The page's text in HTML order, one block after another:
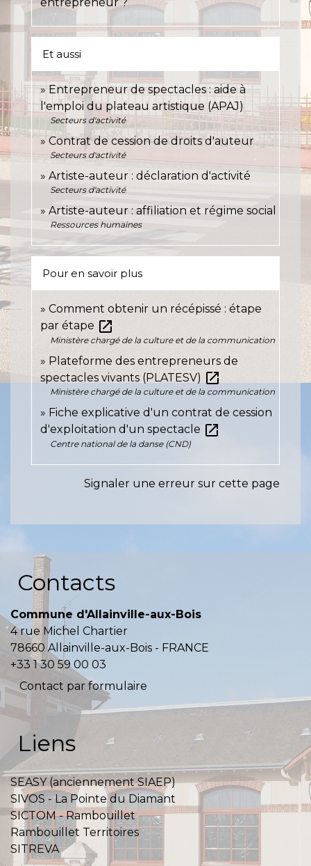
Et aussi
Entrepreneur de spectacles : aide à
l'emploi du plateau artistique (APAJ)
Secteurs d'activité
Contrat de cession de droits d'auteur
Secteurs d'activité
Artiste-auteur : déclaration d'activité
Secteurs d'activité
Artiste-auteur : affiliation et régime social
Ressources humaines
Pour en savoir plus
Comment obtenir un récépissé : étape
par étape open_in_new
Ministère chargé de la culture et de la communication
Plateforme des entrepreneurs de
spectacles vivants (PLATESV) open_in_new
Ministère chargé de la culture et de la communication
Fiche explicative d'un contrat de cession
d'exploitation d'un spectacle open_in_new
Centre national de la danse (CND)
Signaler une erreur sur cette page
Contacts
Commune d'Allainville-aux-Bois
4 rue Michel Chartier
78660 Allainville-aux-Bois - FRANCE
+33 1 30 59 00 03
Contact par formulaire
Liens
SEASY (anciennement SIAEP)
SIVOS - La Pointe du Diamant
SICTOM - Rambouillet
Rambouillet Territoires
SITREVA